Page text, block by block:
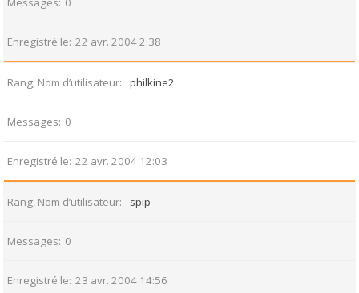
Enregistré le 22 avr. 2004 2:38
Rang, Nom d’utilisateur philkine2
Messages 0
Enregistré le 22 avr. 2004 12:03
Rang, Nom d’utilisateur spip
Messages 0
Enregistré le 23 avr. 2004 14:56